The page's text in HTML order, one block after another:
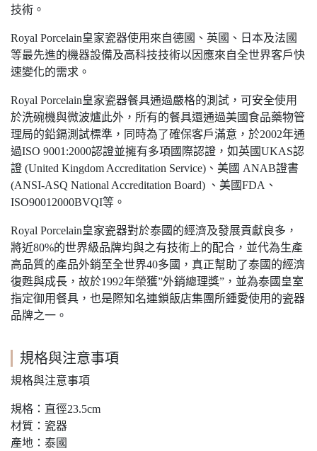
技術。
Royal Porcelain皇家瓷器使用來自德國、英國、日本及法國
等最先進的機器設備及高科技技術以因應來自全世界客戶快
速變化的需求。
Royal Porcelain皇家瓷器餐具通過嚴格的測試，可安全使用
於洗碗機與微波爐此外，所有的餐具還通過美國食品藥物管
理局的鉛鎘測試標準，同時為了確保客戶滿意，於2002年通
過ISO 9001:2000認證並擁有多項國際認證，如英國UKAS認
證 (United Kingdom Accreditation Service)、美國 ANAB證書
(ANSI-ASQ National Accreditation Board) 、美國FDA、
ISO90012000BVQI等。
Royal Porcelain皇家瓷器對於泰國的經濟及發展貢獻良多，
將近80%的世界級品牌均與之有技術上的配合，並代為生產
高品質的產品外銷至全世界40多國，真正幫助了泰國的經濟
復甦與成長，故於1992年榮獲”外銷總理獎”，並為泰國皇室
指定御用餐具，也是際知名連鎖飯店集團所鍾愛使用的瓷器
品牌之一。
規格與注意事項
規格與注意事項
規格：直徑23.5cm
材質：瓷器
產地：泰國